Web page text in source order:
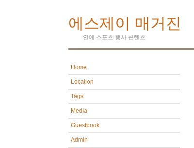
에스제이 매거진
연예 스포츠 행사 콘텐츠
Home
Location
Tags
Media
Guestbook
Admin